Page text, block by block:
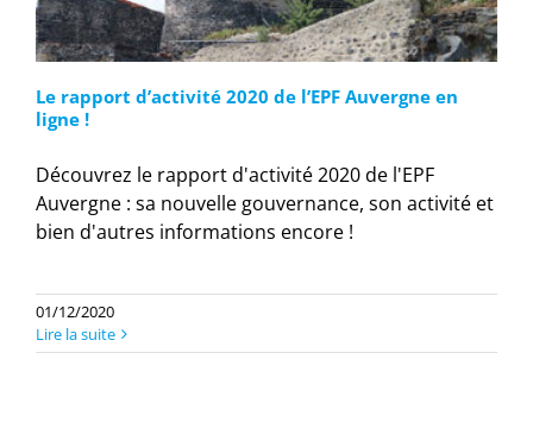
Le rapport d’activité 2020 de l’EPF Auvergne en
ligne !
Découvrez le rapport d'activité 2020 de l'EPF
Auvergne : sa nouvelle gouvernance, son activité et
bien d'autres informations encore !
01/12/2020
Lire la suite